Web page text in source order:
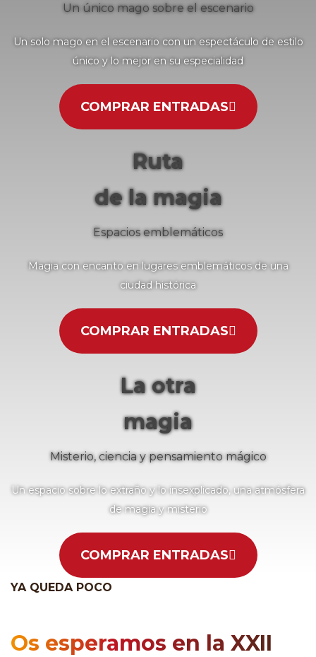
Un único mago sobre el escenario
Un solo mago en el escenario con un espectáculo de estilo
único y lo mejor en su especialidad
COMPRAR ENTRADAS
Ruta
de la magia
Espacios emblemáticos
Magia con encanto en lugares emblemáticos de una
ciudad histórica
COMPRAR ENTRADAS
La otra
magia
Misterio, ciencia y pensamiento mágico
Un espacio sobre lo extraño y lo insexplicado, una atmósfera
de magia y misterio
COMPRAR ENTRADAS
YA QUEDA POCO
Os esperamos en la XXII